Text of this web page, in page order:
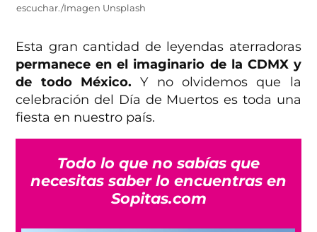
escuchar./Imagen Unsplash
Esta gran cantidad de leyendas aterradoras
permanece en el imaginario de la CDMX y
de todo México.Y no olvidemos que la
celebración del Día de Muertos es toda una
fiesta en nuestro país.
Todo lo que no sabías que
necesitas saber lo encuentras en
Sopitas.com